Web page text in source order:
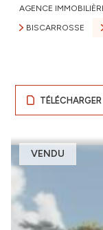
AGENCE
BISCARROSSE
VENDU